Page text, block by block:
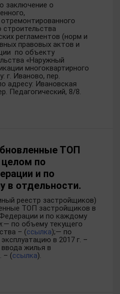
заключение о
строительства
регламентов (норм и
правовых актов и
по объекту
«Наружный
многоквартирного
г. Иваново, пер.
адресу: Ивановская
Педагогический, 8/8.
ТОП
по
и по
в отдельности.
реестр застройщиков)
ТОП застройщиков в
и по каждому
по объему текущего
– (ссылка);— по
в 2017 г. –
жилья в
– (ссылка).